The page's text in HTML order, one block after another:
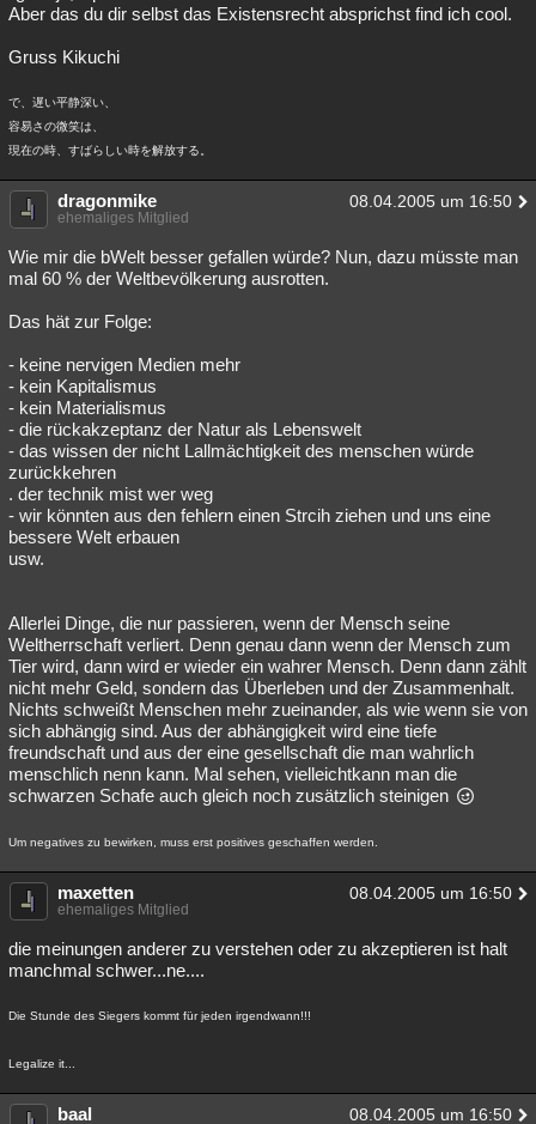
Aber das du dir selbst das Existensrecht absprichst find ich cool.
Gruss Kikuchi
で、遅い平静深い、
容易さの微笑は、
現在の時、すばらしい時を解放する。
dragonmike 08.04.2005 um 16:50
ehemaliges Mitglied
Wie mir die bWelt besser gefallen würde? Nun, dazu müsste man
mal 60 % der Weltbevölkerung ausrotten.
Das hät zur Folge:
- keine nervigen Medien mehr
- kein Kapitalismus
- kein Materialismus
- die rückakzeptanz der Natur als Lebenswelt
- das wissen der nicht Lallmächtigkeit des menschen würde
zurückkehren
. der technik mist wer weg
- wir könnten aus den fehlern einen Strcih ziehen und uns eine
bessere Welt erbauen
usw.
Allerlei Dinge, die nur passieren, wenn der Mensch seine
Weltherrschaft verliert. Denn genau dann wenn der Mensch zum
Tier wird, dann wird er wieder ein wahrer Mensch. Denn dann zählt
nicht mehr Geld, sondern das Überleben und der Zusammenhalt.
Nichts schweißt Menschen mehr zueinander, als wie wenn sie von
sich abhängig sind. Aus der abhängigkeit wird eine tiefe
freundschaft und aus der eine gesellschaft die man wahrlich
menschlich nenn kann. Mal sehen, vielleichtkann man die
schwarzen Schafe auch gleich noch zusätzlich steinigen
Um negatives zu bewirken, muss erst positives geschaffen werden.
maxetten 08.04.2005 um 16:50
ehemaliges Mitglied
die meinungen anderer zu verstehen oder zu akzeptieren ist halt
manchmal schwer...ne....
Die Stunde des Siegers kommt für jeden irgendwann!!!
Legalize it...
baal 08.04.2005 um 16:50